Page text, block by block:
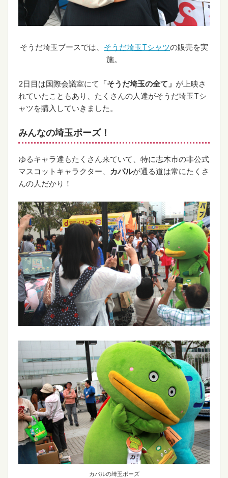
そうだ埼玉ブースでは、 そうだ埼玉Tシャツの販売を実
施。
2日目は国際会議室にて 「そうだ埼玉の全て」 が上映さ
れていたこともあり、たくさんの人達がそうだ埼玉Tシ
ャツを購入していきました。
みんなの埼玉ポーズ！
ゆるキャラ達もたくさん来ていて、特に志木市の非公式
マスコットキャラクター、
カパルが通る道は常にたくさ
んの人だかり！
カパルの埼玉ポーズ